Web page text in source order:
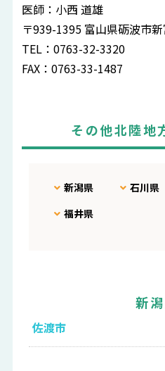
医師：小西 道雄
〒939-1395 富山県砺波市
TEL：0763-32-3320
FAX：0763-33-1487
その他北陸地
新潟県 石川県
福井県
新
佐渡市